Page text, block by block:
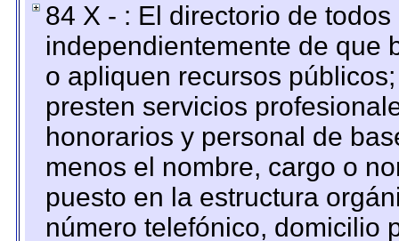
84 X - : El directorio de
independientemente de que
o apliquen recursos
presten servicios
honorarios y personal de
menos el nombre, cargo o
puesto en la estructura
número telefónico, domicilio